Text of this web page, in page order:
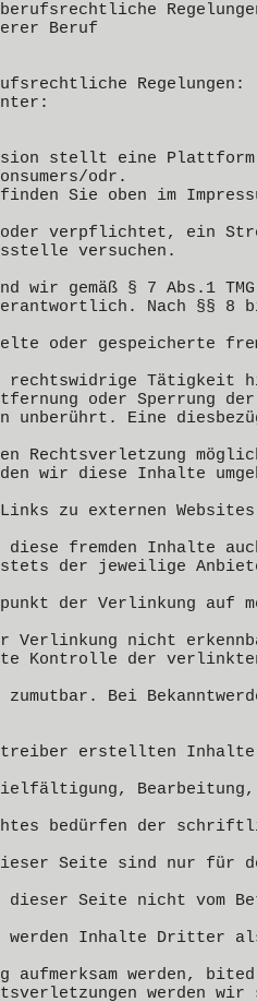
Beruf
Regelungen:
stellt eine
odr.
Sie oben im
verpflichtet, ein
versuchen.
wir gemäß § 7 Abs.1
Nach §§
oder gespeicherte
Tätigkeit
oder Sperrung
unberührt. Eine
Rechtsverletzung
wir diese Inhalte
Links zu externen
fremden Inhalte
der jeweilige
der Verlinkung auf
Verlinkung nicht
Kontrolle der
Bei
erstellten Inhalte
bedürfen der
dieser Seite sind nur für
Seite nicht vom
werden Inhalte Dritter
aufmerksam werden,
werden